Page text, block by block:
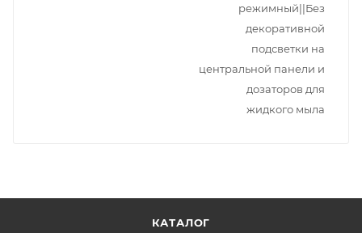
режимный||Без
декоративной
подсветки на
центральной панели и
дозаторов для
жидкого мыла
КАТАЛОГ